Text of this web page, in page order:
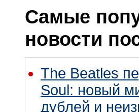
Самые
новости
The Beatles
Soul: новый
дублей и